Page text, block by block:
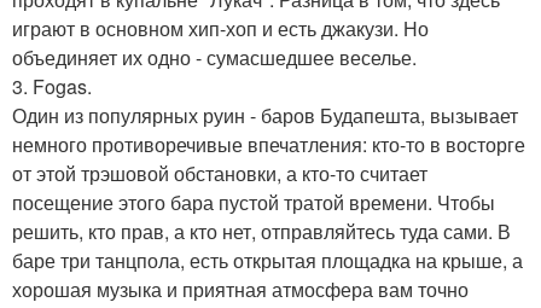
играют в основном хип-хоп и есть джакузи. Но
объединяет их одно - сумасшедшее веселье.
3. Fogas.
Один из популярных руин - баров Будапешта, вызывает
немного противоречивые впечатления: кто-то в восторге
от этой трэшовой обстановки, а кто-то считает
посещение этого бара пустой тратой времени. Чтобы
решить, кто прав, а кто нет, отправляйтесь туда сами. В
баре три танцпола, есть открытая площадка на крыше, а
хорошая музыка и приятная атмосфера вам точно